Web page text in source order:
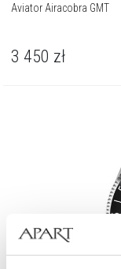
Aviator Airacobra GMT
3 450 zł